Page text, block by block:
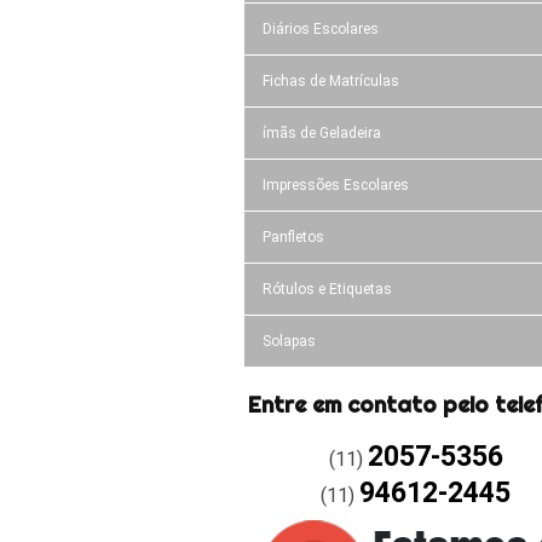
Diários Escolares
Fichas de Matrículas
ímãs de Geladeira
Impressões Escolares
Panfletos
Rótulos e Etiquetas
Solapas
Entre em contato pelo
(11) 2057-5356
(11) 94612-2445